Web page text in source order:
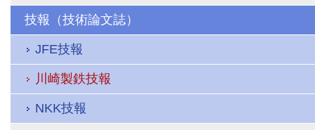
技報（技術論文誌）
JFE技報
川崎製鉄技報
NKK技報